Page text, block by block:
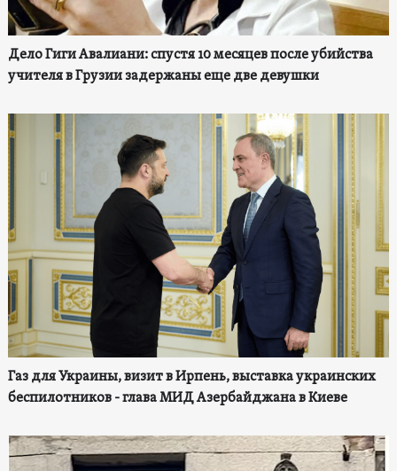
Дело Гиги Авалиани: спустя 10 месяцев после убийства
учителя в Грузии задержаны еще две девушки
Газ для Украины, визит в Ирпень, выставка украинских
беспилотников - глава МИД Азербайджана в Киеве